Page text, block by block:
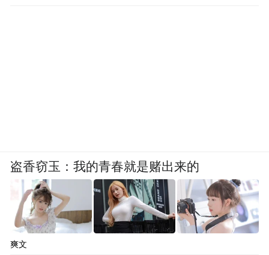
盗香窃玉：我的青春就是赌出来的
爽文